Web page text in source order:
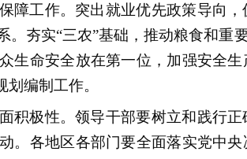
障工作。突出就业优先政策导向
。夯实“三农”基础，推动粮食和
生命安全放在第一位，加强安全
编制工作。
积极性。领导干部要树立和践行
。各地区各部门要全面落实党中